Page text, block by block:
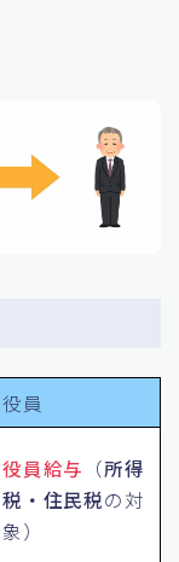
役員
役員給与 （所得
税・住民税の対
象）